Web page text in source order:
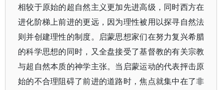
相较于原始的超自然主义更加先进高级，同时西方在
进化阶梯上前进的更远，因为理性被用以探寻自然法
则并创建理性的制度。启蒙思想家们在努力复兴希腊
的科学思想的同时，又全盘接受了基督教的有关宗教
与超自然本质的神学主张。当启蒙运动的代表抨击原
始的不合理阻碍了前进的道路时，焦点就集中在了非